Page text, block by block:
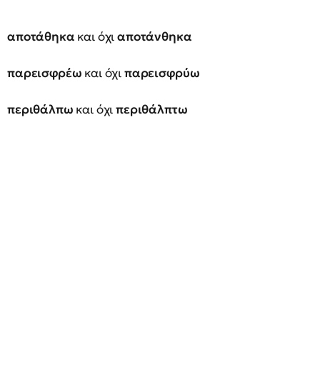
αποτάθηκα και όχιαποτάνθηκα
παρεισφρέω και όχιπαρεισφρύω
περιθάλπω και όχιπεριθάλπτω